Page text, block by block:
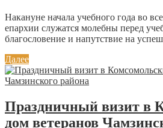
Накануне начала учебного года во
епархии служатся молебны перед
благословение и напутствие на
Далее
Праздничный визит в
дом ветеранов